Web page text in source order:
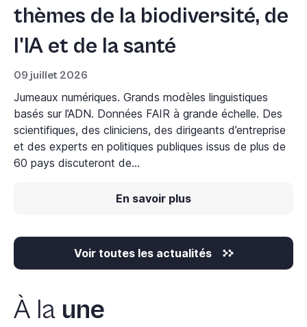
thèmes de la biodiversité, de
l'IA et de la santé
09 juillet 2026
Jumeaux numériques. Grands modèles linguistiques
basés sur l’ADN. Données FAIR à grande échelle. Des
scientifiques, des cliniciens, des dirigeants d’entreprise
et des experts en politiques publiques issus de plus de
60 pays discuteront de...
En savoir plus
Voir toutes les actualités
À la une